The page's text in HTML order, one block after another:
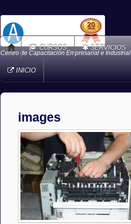
Centro de Capacitación Empresarial e Industrial
CURSOS SERVICIOS
INICIO
images